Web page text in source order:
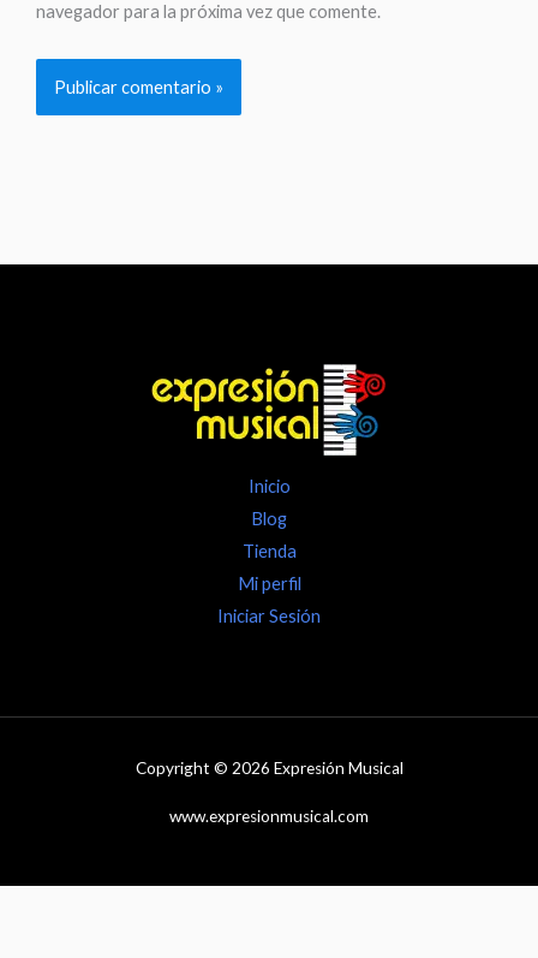
navegador para la próxima vez que comente.
Inicio
Blog
Tienda
Mi perfil
Iniciar Sesión
Copyright © 2026 Expresión Musical
www.expresionmusical.com